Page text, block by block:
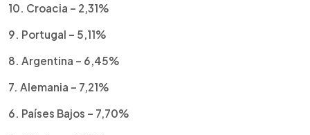
10. Croacia – 2,31%
9. Portugal – 5,11%
8. Argentina – 6,45%
7. Alemania – 7,21%
6. Países Bajos – 7,70%